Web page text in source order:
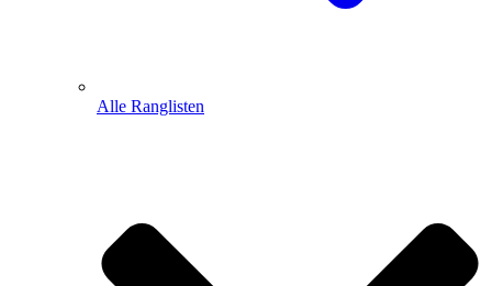
Alle Ranglisten